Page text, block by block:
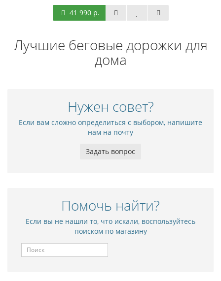
41 990 р.
Лучшие беговые дорожки для
дома
Нужен совет?
Если вам сложно определиться с выбором, напишите
нам на почту
Задать вопрос
Помочь найти?
Если вы не нашли то, что искали, воспользуйтесь
поиском по магазину